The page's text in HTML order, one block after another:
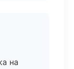
на